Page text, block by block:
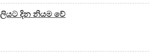
දින නියම වේ